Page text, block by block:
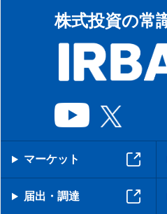
株式投資の常
マーケット
届出・調達